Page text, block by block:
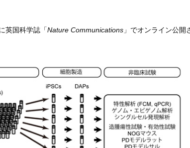
英国科学誌「Nature Communications」でオンライン公開